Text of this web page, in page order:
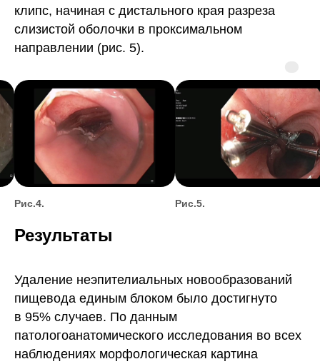
клипс, начиная с дистального края разреза
слизистой оболочки в проксимальном
направлении (рис. 5).
Рис.4. Рис.5.
Результаты
Удаление неэпителиальных новообразований
пищевода единым блоком было достигнуто
в 95% случаев. По данным
патологоанатомического исследования во всех
наблюдениях морфологическая картина